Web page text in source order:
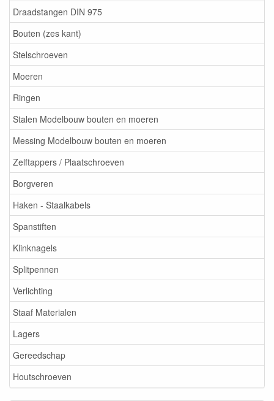
Draadstangen DIN 975
Bouten (zes kant)
Stelschroeven
Moeren
Ringen
Stalen Modelbouw bouten en moeren
Messing Modelbouw bouten en moeren
Zelftappers / Plaatschroeven
Borgveren
Haken - Staalkabels
Spanstiften
Klinknagels
Splitpennen
Verlichting
Staaf Materialen
Lagers
Gereedschap
Houtschroeven